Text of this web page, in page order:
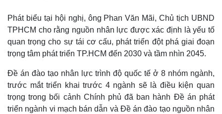
Phát biểu tại hội nghị, ông Phan Văn Mãi, Chủ tịch UBND
TPHCM cho rằng nguồn nhân lực được xác định là yếu tố
quan trọng cho sự tái cơ cấu, phát triển đột phá giai đoạn
trọng tâm phát triển TP.HCM đến 2030 và tầm nhìn 2045.
Đề án đào tạo nhân lực trình độ quốc tế ở 8 nhóm ngành,
trước mắt triển khai trước 4 ngành sẽ là điều kiện quan
trọng trong bối cảnh Chính phủ đã ban hành Đề án phát
triển ngành vi mạch bán dẫn và Đề án đào tạo nguồn nhân